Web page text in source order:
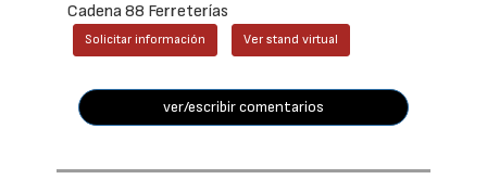
Cadena 88 Ferreterías
Solicitar información Ver stand virtual
ver/escribir comentarios